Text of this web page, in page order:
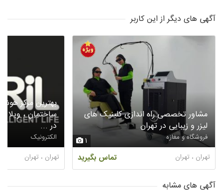
آگهی های دیگر از این کاربر
1
مشاور تخصصی راه اندازی کلینیک های
لیزر و زیبایی در تهران
فروشگاه و مغازه
تماس بگیرید تهران ، تهران
بهترین مرکز
ساختمان ، ویلا
در ...
الکترونیک
تهران ، تهران
آگهی های مشابه